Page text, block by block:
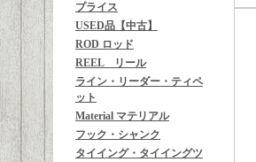
プライス
USED品【中古】
ROD ロッド
REEL リール
ライン・リーダー・ティペ
ット
Material マテリアル
フック・シャンク
タイイング・タイイングツ